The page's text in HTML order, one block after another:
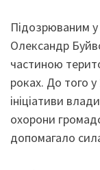
Підозрюваним у
Олександр
частиною
роках. До того
ініціативи
охорони
допомагало